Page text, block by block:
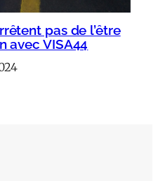
pas de l’être
avec VISA44